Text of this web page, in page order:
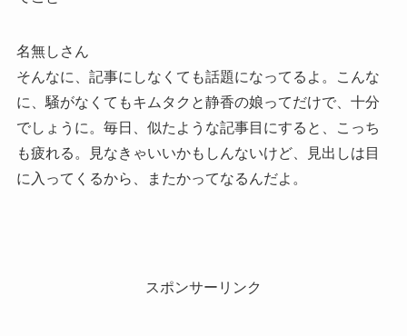
名無しさん
そんなに、記事にしなくても話題になってるよ。こんな
に、騒がなくてもキムタクと静香の娘ってだけで、十分
でしょうに。毎日、似たような記事目にすると、こっち
も疲れる。見なきゃいいかもしんないけど、見出しは目
に入ってくるから、またかってなるんだよ。
スポンサーリンク